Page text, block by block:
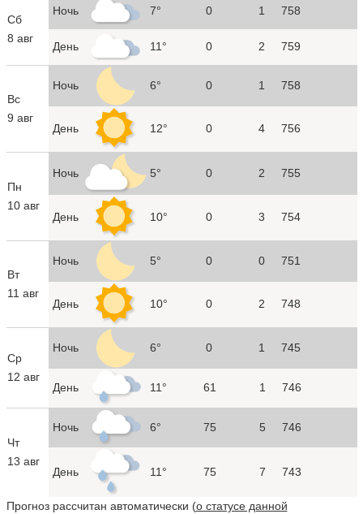
Сб
8 авг
Ночь 7° 0 1 758
День 11° 0 2 759
Вс
9 авг
Ночь 6° 0 1 758
День 12° 0 4 756
Пн
10 авг
Ночь 5° 0 2 755
День 10° 0 3 754
Вт
11 авг
Ночь 5° 0 0 751
День 10° 0 2 748
Ср
12 авг
Ночь 6° 0 1 745
День 11° 61 1 746
Чт
13 авг
Ночь 6° 75 5 746
День 11° 75 7 743
Прогноз рассчитан автоматически (о статусе данной